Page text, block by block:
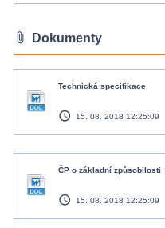
attach_file Dokumenty
Technická specifikace
access_time 15. 08. 2018 12:25:09
ČP o základní způsobilosti
access_time 15. 08. 2018 12:25:09